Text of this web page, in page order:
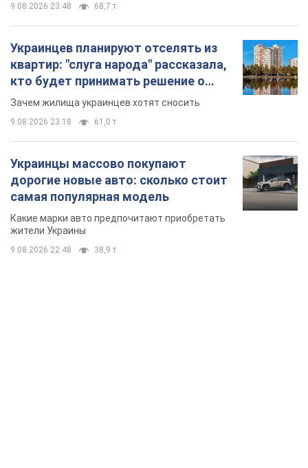
9.08.2026 23:48 68,7 т.
Украинцев планируют отселять из
квартир: "слуга народа" рассказала,
кто будет принимать решение о
сносе домов
Зачем жилища украинцев хотят сносить
9.08.2026 23:18 61,0 т.
Украинцы массово покупают
дорогие новые авто: сколько стоит
самая популярная модель
Какие марки авто предпочитают приобретать
жители Украины
9.08.2026 22:48 38,9 т.